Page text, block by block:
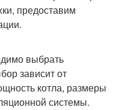
предоставим
выбрать
зависит от
котла, размеры
системы.